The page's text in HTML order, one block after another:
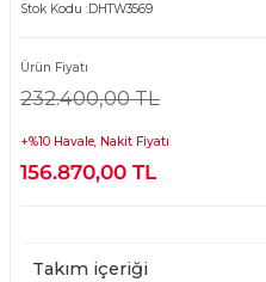
Stok Kodu :DHTW3569
Ürün Fiyatı
232.400,00 TL
+%10 Havale, Nakit Fiyatı
156.870,00 TL
Takım içeriği